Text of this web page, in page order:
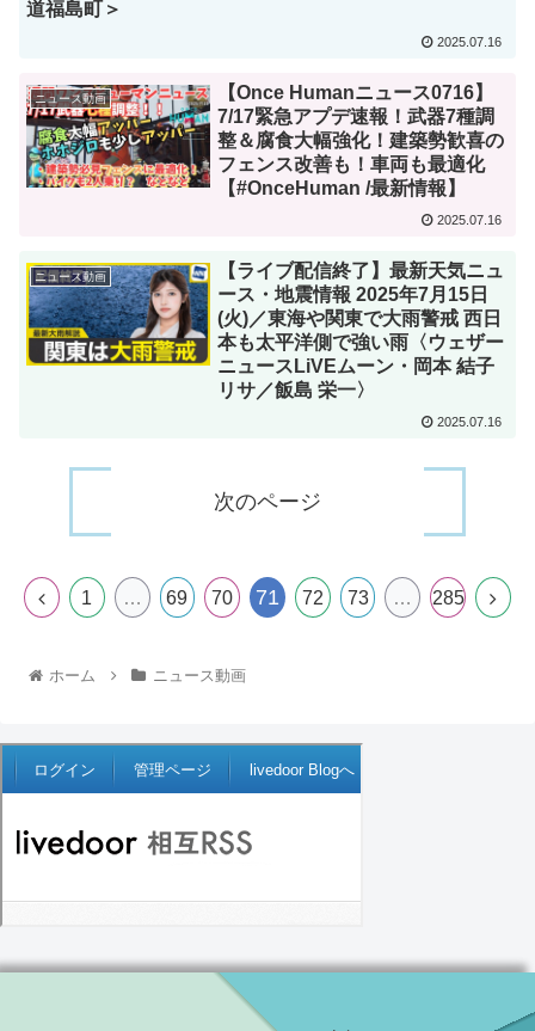
道福島町＞
2025.07.16
ニュース動画
【Once Humanニュース0716】
7/17緊急アプデ速報！武器7種調
整＆腐食大幅強化！建築勢歓喜の
フェンス改善も！車両も最適化
【#OnceHuman /最新情報】
2025.07.16
ニュース動画
【ライブ配信終了】最新天気ニュ
ース・地震情報 2025年7月15日
(火)／東海や関東で大雨警戒 西日
本も太平洋側で強い雨〈ウェザー
ニュースLiVEムーン・岡本 結子
リサ／飯島 栄一〉
2025.07.16
次のページ
1 … 69 70 71 72 73 … 285
ホーム ニュース動画